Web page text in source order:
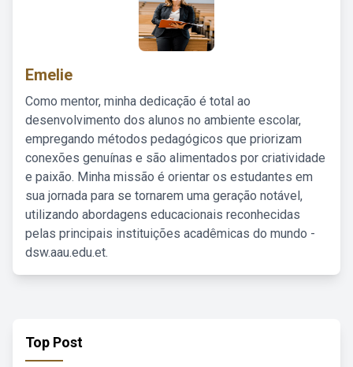
Emelie
Como mentor, minha dedicação é total ao
desenvolvimento dos alunos no ambiente escolar,
empregando métodos pedagógicos que priorizam
conexões genuínas e são alimentados por criatividade
e paixão. Minha missão é orientar os estudantes em
sua jornada para se tornarem uma geração notável,
utilizando abordagens educacionais reconhecidas
pelas principais instituições acadêmicas do mundo -
dsw.aau.edu.et.
Top Post